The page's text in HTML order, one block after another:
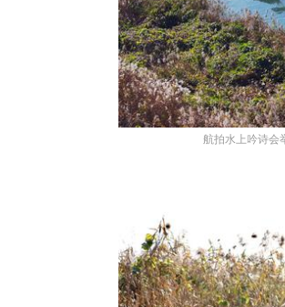
航拍水上吟诗